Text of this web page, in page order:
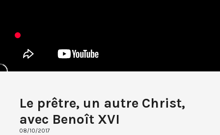
Le prêtre, un autre Christ,
avec Benoît XVI
08/10/2017